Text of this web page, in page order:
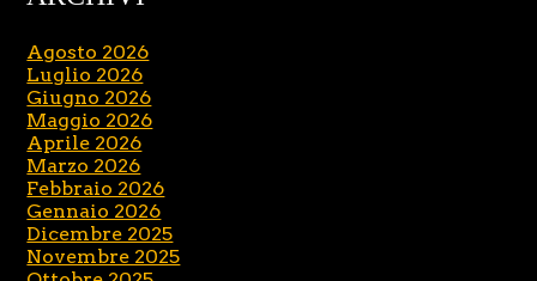
Agosto 2026
Luglio 2026
Giugno 2026
Maggio 2026
Aprile 2026
Marzo 2026
Febbraio 2026
Gennaio 2026
Dicembre 2025
Novembre 2025